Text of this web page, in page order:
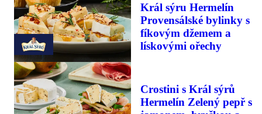
Král sýru Hermelín
Provensálské bylinky s
fíkovým džemem a
lískovými ořechy
Crostini s Král sýrů
Hermelín Zelený pepř s